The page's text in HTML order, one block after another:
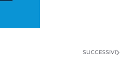
SUCCESSIVI